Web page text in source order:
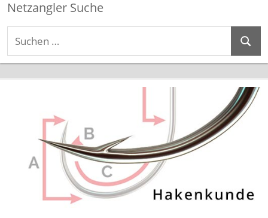
Netzangler Suche
Suchen
nach: